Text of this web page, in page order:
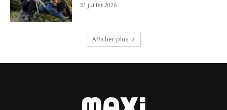
31 juillet 2026
Afficher plus